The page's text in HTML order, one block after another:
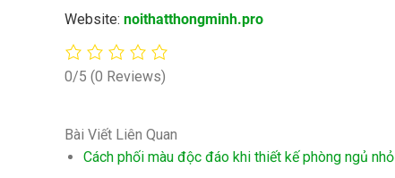
Website: noithatthongminh.pro
0/5 (0 Reviews)
Bài Viết Liên Quan
Cách phối màu độc đáo khi thiết kế phòng ngủ nhỏ